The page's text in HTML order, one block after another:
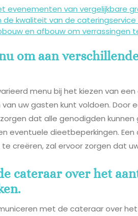
van vergelijkbare
kwaliteit van de
en afbouw om verrassingen
om aan
menu bij het kiezen van
uw gasten kunt voldoen. Door
dat alle genodigden kunnen
eventuele dieetbeperkingen.
creëren, zal ervoor zorgen dat
cateraar over het
met de cateraar over